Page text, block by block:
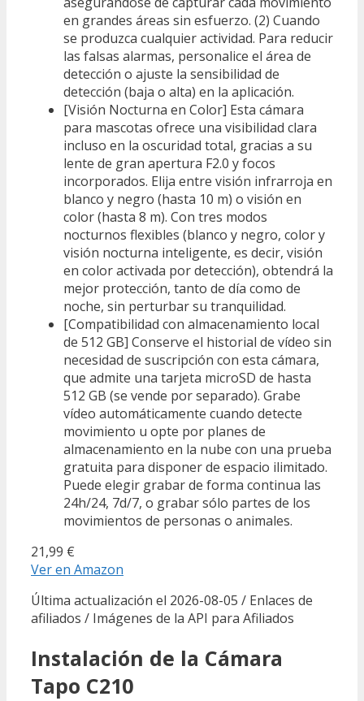
en grandes áreas sin esfuerzo. (2) Cuando
se produzca cualquier actividad. Para reducir
las falsas alarmas, personalice el área de
detección o ajuste la sensibilidad de
detección (baja o alta) en la aplicación.
[Visión Nocturna en Color] Esta cámara
para mascotas ofrece una visibilidad clara
incluso en la oscuridad total, gracias a su
lente de gran apertura F2.0 y focos
incorporados. Elija entre visión infrarroja en
blanco y negro (hasta 10 m) o visión en
color (hasta 8 m). Con tres modos
nocturnos flexibles (blanco y negro, color y
visión nocturna inteligente, es decir, visión
en color activada por detección), obtendrá la
mejor protección, tanto de día como de
noche, sin perturbar su tranquilidad.
[Compatibilidad con almacenamiento local
de 512 GB] Conserve el historial de vídeo sin
necesidad de suscripción con esta cámara,
que admite una tarjeta microSD de hasta
512 GB (se vende por separado). Grabe
vídeo automáticamente cuando detecte
movimiento u opte por planes de
almacenamiento en la nube con una prueba
gratuita para disponer de espacio ilimitado.
Puede elegir grabar de forma continua las
24h/24, 7d/7, o grabar sólo partes de los
movimientos de personas o animales.
21,99 €
Ver en Amazon
Última actualización el 2026-08-05 / Enlaces de
afiliados / Imágenes de la API para Afiliados
Instalación de la Cámara
Tapo C210